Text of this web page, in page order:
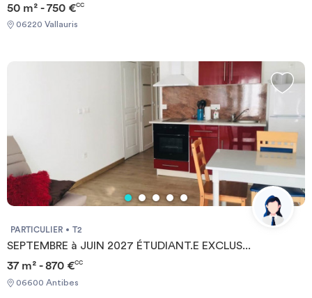
50 m² - 750 €CC
06220 Vallauris
PARTICULIER T2
SEPTEMBRE à JUIN 2027 ÉTUDIANT.E EXCLUS...
37 m² - 870 €CC
06600 Antibes